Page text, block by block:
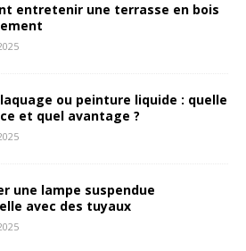
entretenir une terrasse en bois
ou peinture liquide : quelle
et quel avantage ?
une lampe suspendue
avec des tuyaux